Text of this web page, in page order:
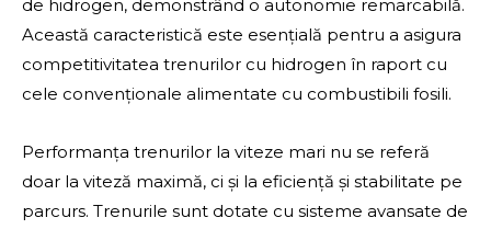
de hidrogen, demonstrând o autonomie remarcabilă.
Această caracteristică este esențială pentru a asigura
competitivitatea trenurilor cu hidrogen în raport cu
cele convenționale alimentate cu combustibili fosili.
Performanța trenurilor la viteze mari nu se referă
doar la viteză maximă, ci și la eficiență și stabilitate pe
parcurs. Trenurile sunt dotate cu sisteme avansate de